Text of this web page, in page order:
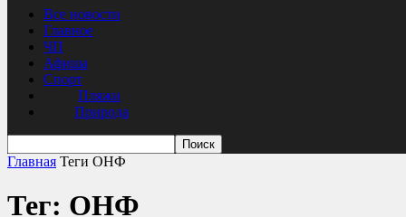
Все новости
Главное
ЧП
Афиша
Спорт
Пляжи
Природа
Главная Теги ОНФ
Тег: ОНФ